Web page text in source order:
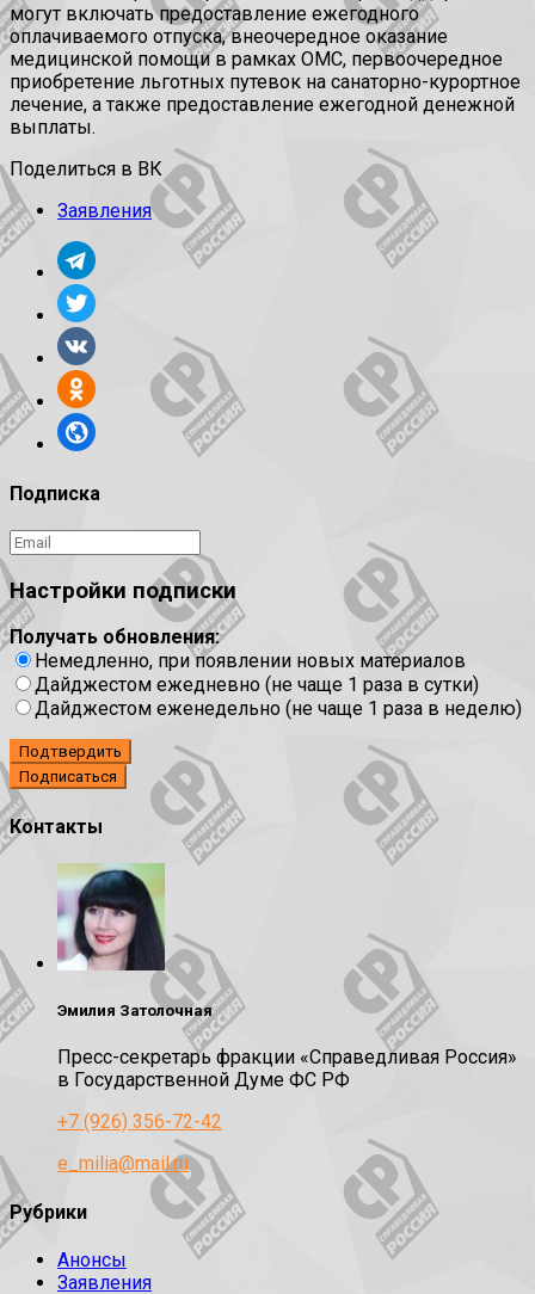
могут включать предоставление ежегодного
оплачиваемого отпуска, внеочередное оказание
медицинской помощи в рамках ОМС, первоочередное
приобретение льготных путевок на санаторно-курортное
лечение, а также предоставление ежегодной денежной
выплаты.
Поделиться в ВК
Заявления
Подписка
Настройки подписки
Получать обновления:
Немедленно, при появлении новых материалов
Дайджестом ежедневно (не чаще 1 раза в сутки)
Дайджестом еженедельно (не чаще 1 раза в неделю)
Подтвердить
Контакты
Эмилия Затолочная
Пресс-секретарь фракции «Справедливая Россия»
в Государственной Думе ФС РФ
+7 (926) 356-72-42
e_milia@mail.ru
Рубрики
Анонсы
Заявления